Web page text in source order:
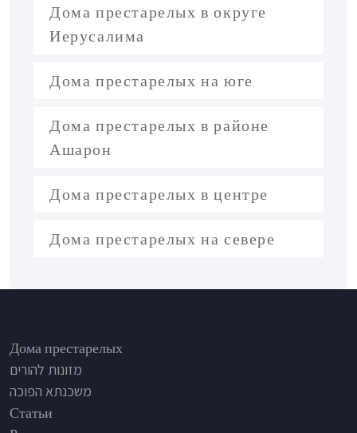
Дома престарелых в округе
Иерусалима
Дома престарелых на юге
Дома престарелых в районе
Ашарон
Дома престарелых в центре
Дома престарелых на севере
Footer
Дома престарелых
מזונות להורים
משכנתא הפוכה
Статьи